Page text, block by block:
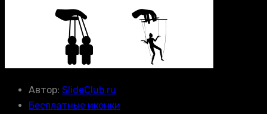
Автор: SlideClub.ru
Бесплатные иконки